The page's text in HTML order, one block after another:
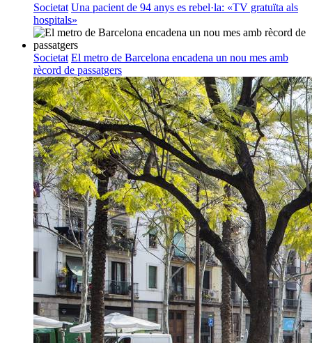
Societat Una pacient de 94 anys es rebel·la: «TV gratuïta als
hospitals»
Societat El metro de Barcelona encadena un nou mes amb
rècord de passatgers